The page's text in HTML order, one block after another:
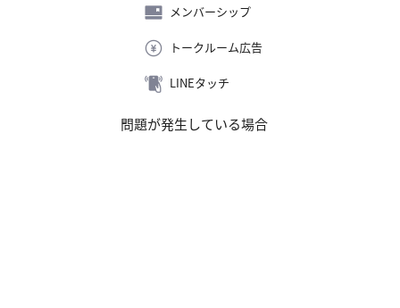
メンバーシップ
トークルーム広告
LINEタッチ
問題が発生している場合